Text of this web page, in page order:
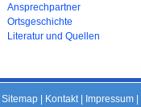
Ansprechpartner
Ortsgeschichte
Literatur und Quellen
Sitemap| Kontakt| Impressum|